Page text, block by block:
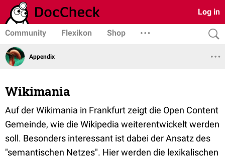
Log in
Community Flexikon Shop
Appendix
Wikimania
Auf der Wikimania in Frankfurt zeigt die Open Content
Gemeinde, wie die Wikipedia weiterentwickelt werden
soll. Besonders interessant ist dabei der Ansatz des
"semantischen Netzes". Hier werden die lexikalischen